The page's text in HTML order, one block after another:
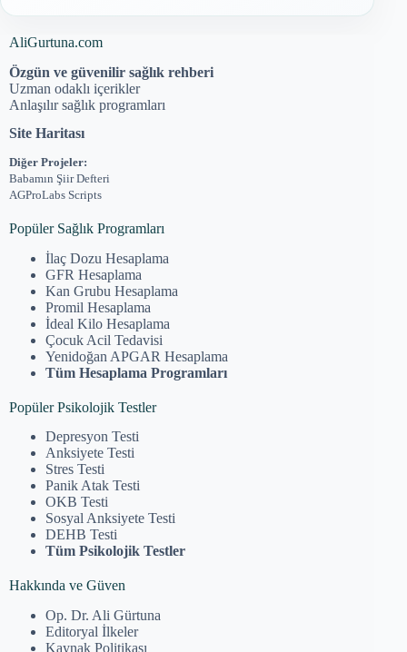
AliGurtuna.com
Özgün ve güvenilir sağlık rehberi
Uzman odaklı içerikler
Anlaşılır sağlık programları
Site Haritası
Diğer Projeler:
Babamın Şiir Defteri
AGProLabs Scripts
Popüler Sağlık Programları
İlaç Dozu Hesaplama
GFR Hesaplama
Kan Grubu Hesaplama
Promil Hesaplama
İdeal Kilo Hesaplama
Çocuk Acil Tedavisi
Yenidoğan APGAR Hesaplama
Tüm Hesaplama Programları
Popüler Psikolojik Testler
Depresyon Testi
Anksiyete Testi
Stres Testi
Panik Atak Testi
OKB Testi
Sosyal Anksiyete Testi
DEHB Testi
Tüm Psikolojik Testler
Hakkında ve Güven
Op. Dr. Ali Gürtuna
Editoryal İlkeler
Kaynak Politikası